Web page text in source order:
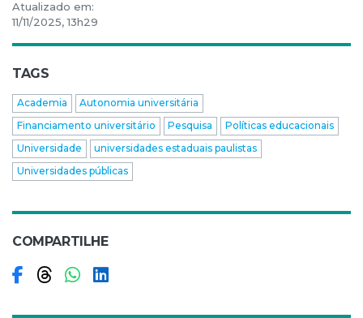
Atualizado em:
11/11/2025, 13h29
TAGS
Academia
Autonomia universitária
Financiamento universitário
Pesquisa
Políticas educacionais
Universidade
universidades estaduais paulistas
Universidades públicas
COMPARTILHE
Compartilhar no Facebook
Compartilhar no Threads
Compartilhar no WhatsApp
Compartilhar no LinkedIn